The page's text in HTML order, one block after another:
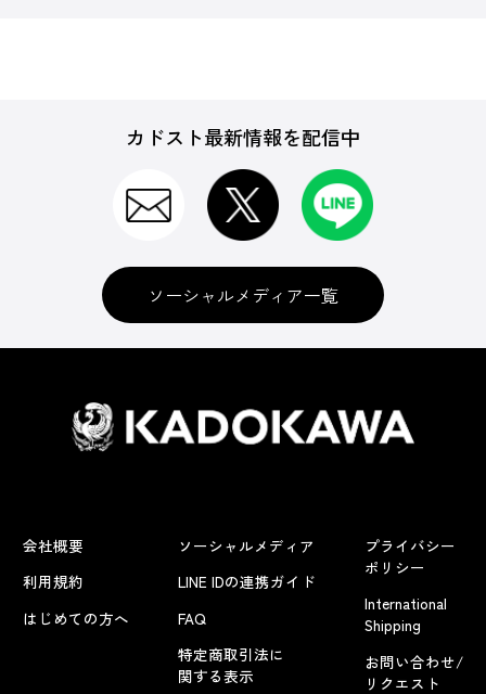
カドスト最新情報を配信中
ソーシャルメディア一覧
会社概要
利用規約
はじめての方へ
ソーシャルメディア
LINE IDの連携ガイド
FAQ
特定商取引法に
関する表示
プライバシー
ポリシー
International
Shipping
お問い合わせ/
リクエスト